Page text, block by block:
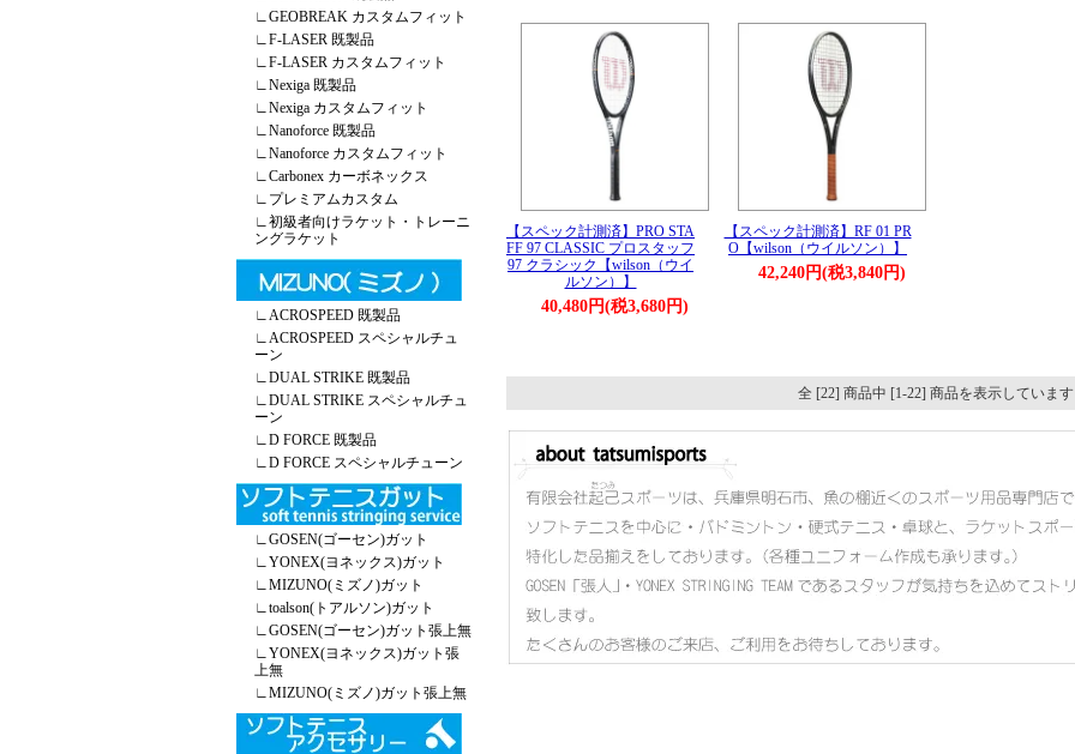
∟GEOBREAK カスタムフィット
∟F-LASER 既製品
∟F-LASER カスタムフィット
∟Nexiga 既製品
∟Nexiga カスタムフィット
∟Nanoforce 既製品
∟Nanoforce カスタムフィット
∟Carbonex カーボネックス
∟ プレミアムカスタム
∟初級者向けラケット・トレーニ
ングラケット
∟ACROSPEED 既製品
∟ACROSPEED スペシャルチュ
ーン
∟DUAL STRIKE 既製品
∟DUAL STRIKE スペシャルチュ
ーン
∟D FORCE 既製品
∟D FORCE スペシャルチューン
∟GOSEN(ゴーセン)ガット
∟YONEX(ヨネックス)ガット
∟MIZUNO(ミズノ)ガット
∟toalson(トアルソン)ガット
∟GOSEN(ゴーセン)ガット張上無
∟YONEX(ヨネックス)ガット張
上無
∟MIZUNO(ミズノ)ガット張上無
【スペック計測済】PRO STA
FF 97 CLASSIC プロスタッフ
97 クラシック【wilson（ウイ
ルソン）】
40,480円(税3,680円)
【スペック計測済】RF 01 PR
O【wilson（ウイルソン）】
42,240円(税3,840円)
全 [22] 商品中 [1-22] 商品を表示していま